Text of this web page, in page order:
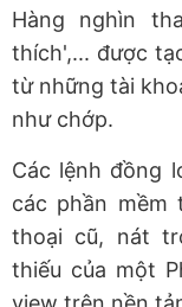
Hàng nghìn
thích',... được
từ những tài
như chớp.
Các lệnh đồng
các phần mềm
thoại cũ, nát
thiếu của một